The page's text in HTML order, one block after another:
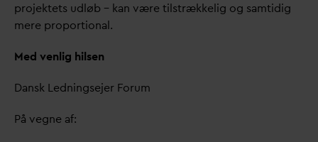
projektets udløb – kan være tilstrækkelig og samtidig
mere proportional.
Med venlig hilsen
Dansk Ledningsejer Forum
På vegne af: